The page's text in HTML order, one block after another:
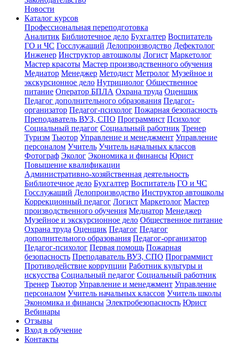
Новости
Каталог курсов
Профессиональная переподготовка
Аналитик Библиотечное дело Бухгалтер Воспитатель
ГО и ЧС Госслужащий Делопроизводство Дефектолог
Инженер Инструктор автошколы Логист Маркетолог
Мастер красоты Мастер производственного обучения
Медиатор Менеджер Методист Метролог Музейное и
экскурсионное дело Нутрициолог Общественное
питание Оператор БПЛА Охрана труда Оценщик
Педагог дополнительного образования Педагог-
организатор Педагог-психолог Пожарная безопасность
Преподаватель ВУЗ, СПО Программист Психолог
Социальный педагог Социальный работник Тренер
Туризм Тьютор Управление и менеджмент Управление
персоналом Учитель Учитель начальных классов
Фотограф Эколог Экономика и финансы Юрист
Повышение квалификации
Административно-хозяйственная деятельность
Библиотечное дело Бухгалтер Воспитатель ГО и ЧС
Госслужащий Делопроизводство Инструктор автошколы
Коррекционный педагог Логист Маркетолог Мастер
производственного обучения Медиатор Менеджер
Музейное и экскурсионное дело Общественное питание
Охрана труда Оценщик Педагог Педагог
дополнительного образования Педагог-организатор
Педагог-психолог Первая помощь Пожарная
безопасность Преподаватель ВУЗ, СПО Программист
Противодействие коррупции Работник культуры и
искусства Социальный педагог Социальный работник
Тренер Тьютор Управление и менеджмент Управление
персоналом Учитель начальных классов Учитель школы
Экономика и финансы Электробезопасность Юрист
Вебинары
Отзывы
Вход в обучение
Контакты